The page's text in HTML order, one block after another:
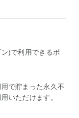
)で利用できるポ
で貯まった永久不
いただけます。